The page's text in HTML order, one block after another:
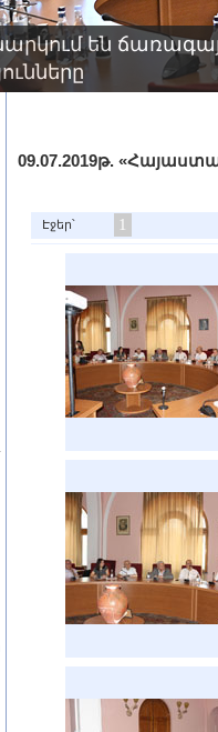
են
09.07.2019թ.
Էջեր՝ 1